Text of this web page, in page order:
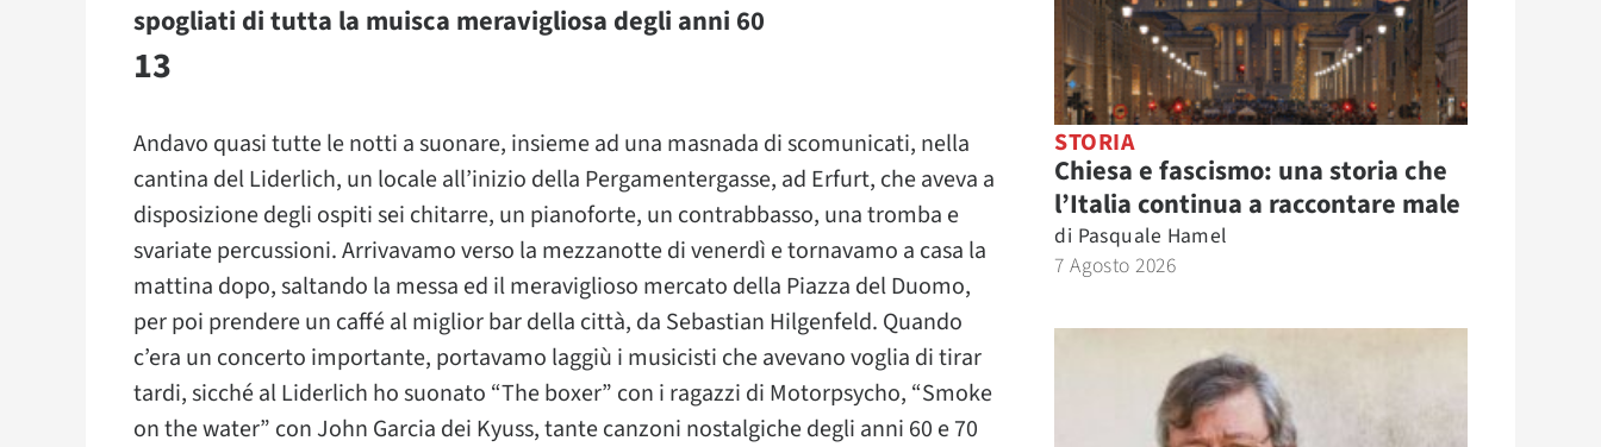
spogliati di tutta la muisca meravigliosa degli anni 60
13
Andavo quasi tutte le notti a suonare, insieme ad una masnada di scomunicati, nella
cantina del Liderlich, un locale all’inizio della Pergamentergasse, ad Erfurt, che aveva a
disposizione degli ospiti sei chitarre, un pianoforte, un contrabbasso, una tromba e
svariate percussioni. Arrivavamo verso la mezzanotte di venerdì e tornavamo a casa la
mattina dopo, saltando la messa ed il meraviglioso mercato della Piazza del Duomo,
per poi prendere un caffé al miglior bar della città, da Sebastian Hilgenfeld. Quando
c’era un concerto importante, portavamo laggiù i musicisti che avevano voglia di tirar
tardi, sicché al Liderlich ho suonato “The boxer” con i ragazzi di Motorpsycho, “Smoke
on the water” con John Garcia dei Kyuss, tante canzoni nostalgiche degli anni 60 e 70
STORIA
Chiesa e fascismo: una storia che
l’Italia continua a raccontare male
di Pasquale Hamel
7 Agosto 2026